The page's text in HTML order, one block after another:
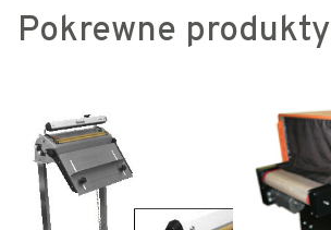
Pokrewne produkty